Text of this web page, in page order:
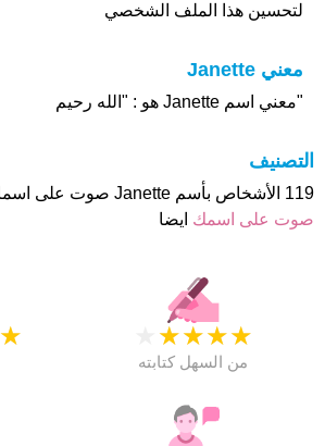
لتحسين هذا الملف الشخصي
معني Janette
"معني اسم Janette هو : "الله رحيم
التصنيف
119 الأشخاص بأسم Janette صوت على اسمائهم . من فضلك
صوت على اسمك ايضا
★ ★
★
★
★
من السهل كتابته